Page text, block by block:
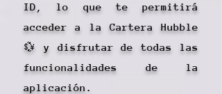
ID, lo que te permitirá
acceder a la Cartera Hubble
💱 y disfrutar de todas las
funcionalidades de la
aplicación.